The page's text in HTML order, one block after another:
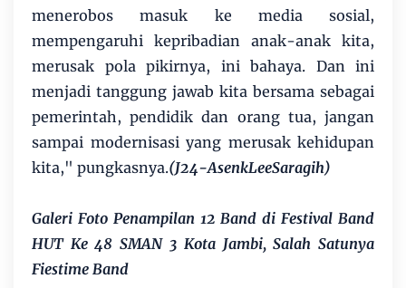
menerobos masuk ke media sosial,
mempengaruhi kepribadian anak-anak kita,
merusak pola pikirnya, ini bahaya. Dan ini
menjadi tanggung jawab kita bersama sebagai
pemerintah, pendidik dan orang tua, jangan
sampai modernisasi yang merusak kehidupan
kita," pungkasnya.(J24-AsenkLeeSaragih)
Galeri Foto Penampilan 12 Band di Festival Band
HUT Ke 48 SMAN 3 Kota Jambi, Salah Satunya
Fiestime Band